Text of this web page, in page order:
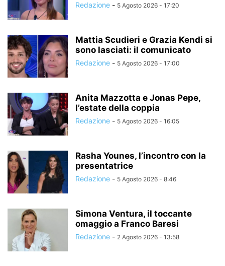
Redazione - 5 Agosto 2026 - 17:20
Mattia Scudieri e Grazia Kendi si
sono lasciati: il comunicato
Redazione - 5 Agosto 2026 - 17:00
Anita Mazzotta e Jonas Pepe,
l’estate della coppia
Redazione - 5 Agosto 2026 - 16:05
Rasha Younes, l’incontro con la
presentatrice
Redazione - 5 Agosto 2026 - 8:46
Simona Ventura, il toccante
omaggio a Franco Baresi
Redazione - 2 Agosto 2026 - 13:58